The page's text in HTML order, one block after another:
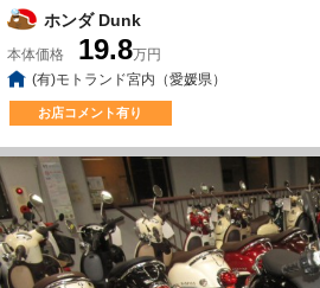
ホンダ Dunk
本体価格 19.8万円
(有)モトランド宮内（愛媛県）
お店コメント有り